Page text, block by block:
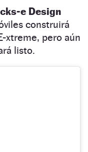
e Design
construirá
xtreme, pero aún
listo.